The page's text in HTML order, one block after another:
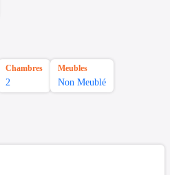
Chambres
2
Meubles
Non Meublé